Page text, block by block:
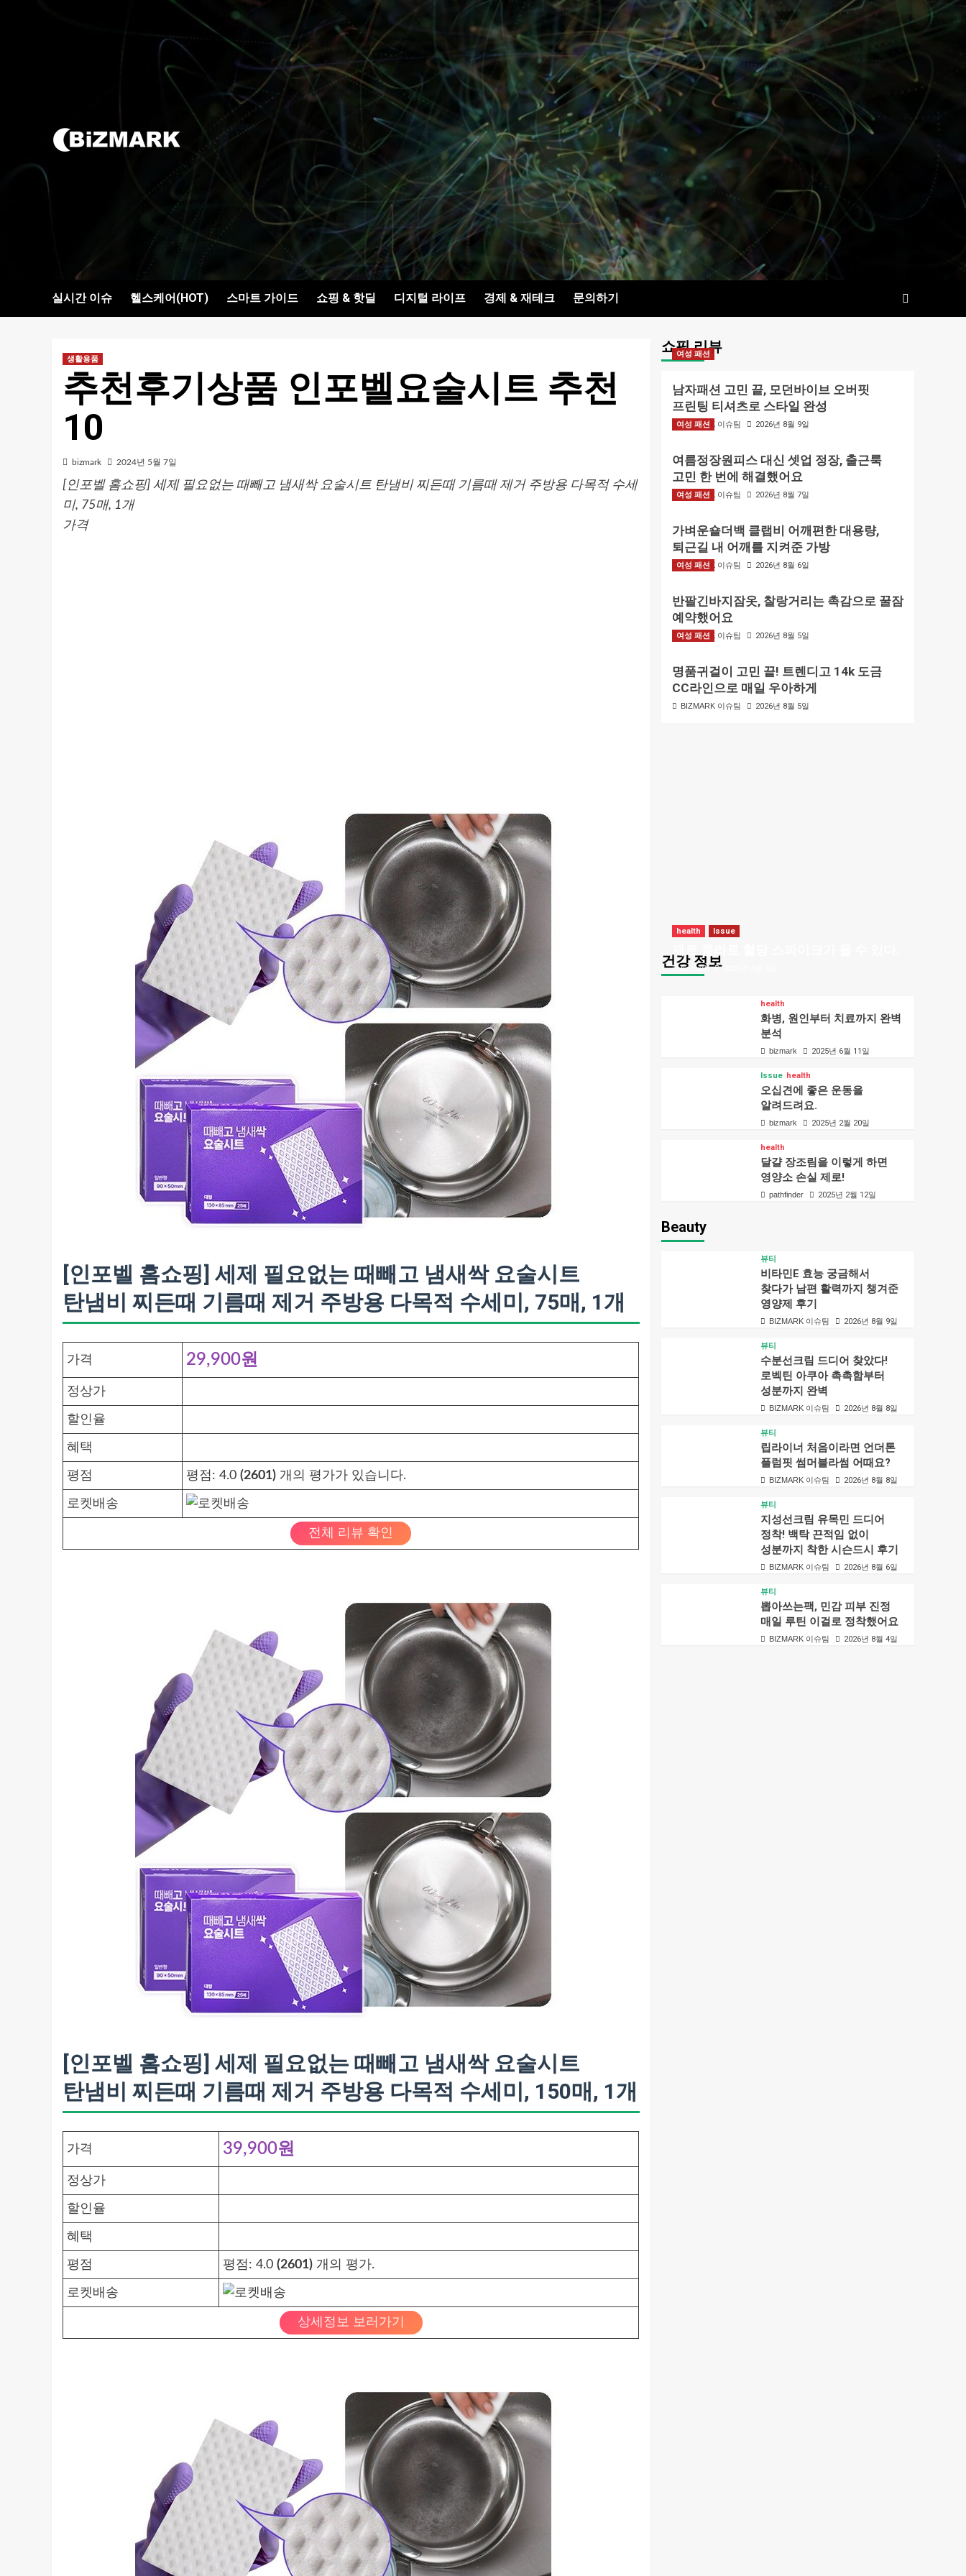
실시간 이슈 헬스케어(HOT) 스마트 가이드 쇼핑 & 핫딜 디지털 라이프 경제 & 재테크 문의하기
생활용품
추천후기상품 인포벨요술시트 추천
10
bizmark 2024년 5월 7일
[인포벨 홈쇼핑] 세제 필요없는 때빼고 냄새싹 요술시트 탄냄비 찌든때 기름때 제거 주방용 다목적 수세
미, 75매, 1개
가격
[인포벨 홈쇼핑] 세제 필요없는 때빼고 냄새싹 요술시트
탄냄비 찌든때 기름때 제거 주방용 다목적 수세미, 75매, 1개
가격 29,900원
정상가
할인율
혜택
평점 평점: 4.0 (2601) 개의 평가가 있습니다.
로켓배송
전체 리뷰 확인
[인포벨 홈쇼핑] 세제 필요없는 때빼고 냄새싹 요술시트
탄냄비 찌든때 기름때 제거 주방용 다목적 수세미, 150매, 1개
가격 39,900원
정상가
할인율
혜택
평점 평점: 4.0 (2601) 개의 평가.
로켓배송
상세정보 보러가기
쇼핑 리뷰
여성 패션
남자패션 고민 끝, 모던바이브 오버핏
프린팅 티셔츠로 스타일 완성
BIZMARK 이슈팀 2026년 8월 9일
여성 패션
여름정장원피스 대신 셋업 정장, 출근룩
고민 한 번에 해결했어요
BIZMARK 이슈팀 2026년 8월 7일
여성 패션
가벼운숄더백 클랩비 어깨편한 대용량,
퇴근길 내 어깨를 지켜준 가방
BIZMARK 이슈팀 2026년 8월 6일
여성 패션
반팔긴바지잠옷, 찰랑거리는 촉감으로 꿀잠
예약했어요
BIZMARK 이슈팀 2026년 8월 5일
여성 패션
명품귀걸이 고민 끝! 트렌디고 14k 도금
CC라인으로 매일 우아하게
BIZMARK 이슈팀 2026년 8월 5일
건강 정보
health Issue
bizmark
health
화병, 원인부터 치료까지 완벽
분석
bizmark 2025년 6월 11일
Issue health
오십견에 좋은 운동을
알려드려요.
bizmark 2025년 2월 20일
health
달걀 장조림을 이렇게 하면
영양소 손실 제로!
pathfinder 2025년 2월 12일
Beauty
뷰티
비타민E 효능 궁금해서
찾다가 남편 활력까지 챙겨준
영양제 후기
BIZMARK 이슈팀 2026년 8월 9일
뷰티
수분선크림 드디어 찾았다!
로벡틴 아쿠아 촉촉함부터
성분까지 완벽
BIZMARK 이슈팀 2026년 8월 8일
뷰티
립라이너 처음이라면 언더톤
플럼핏 썸머블라썸 어때요?
BIZMARK 이슈팀 2026년 8월 8일
뷰티
지성선크림 유목민 드디어
정착! 백탁 끈적임 없이
성분까지 착한 시슨드시 후기
BIZMARK 이슈팀 2026년 8월 6일
뷰티
뽑아쓰는팩, 민감 피부 진정
매일 루틴 이걸로 정착했어요
BIZMARK 이슈팀 2026년 8월 4일